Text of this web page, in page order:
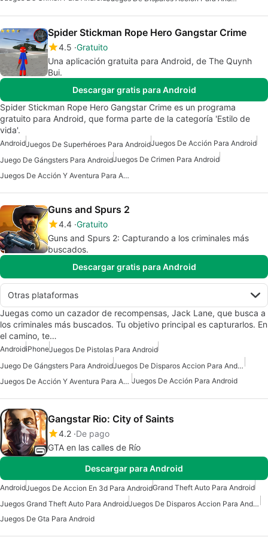
Spider Stickman Rope Hero Gangstar Crime
4.5 Gratuito
Una aplicación gratuita para Android, de The Quynh
Bui.
Descargar gratis para Android
Spider Stickman Rope Hero Gangstar Crime es un programa
gratuito para Android, que forma parte de la categoría 'Estilo de
vida'.
AndroidJuegos De Superhéroes Para AndroidJuegos De Acción Para Android
Juego De Gángsters Para AndroidJuegos De Crimen Para Android
Juegos De Acción Y Aventura Para Android
Guns and Spurs 2
4.4 Gratuito
Guns and Spurs 2: Capturando a los criminales más
buscados.
Descargar gratis para Android
Otras plataformas
Juegas como un cazador de recompensas, Jack Lane, que busca a
los criminales más buscados. Tu objetivo principal es capturarlos. En
el camino, te…
AndroidiPhoneJuegos De Pistolas Para Android
Juego De Gángsters Para Android
Juegos De Disparos Accion Para Android
Juegos De Acción Y Aventura Para Android Juegos De Acción Para Android
Gangstar Rio: City of Saints
4.2 De pago
GTA en las calles de Río
Descargar para Android
AndroidJuegos De Accion En 3d Para AndroidGrand Theft Auto Para Android
Juegos Grand Theft Auto Para Android
Juegos De Disparos Accion Para Android
Juegos De Gta Para Android